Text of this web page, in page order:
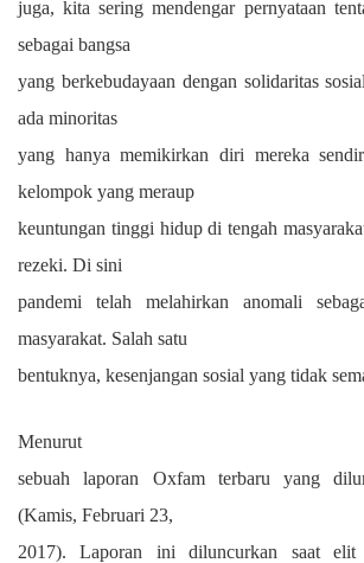
juga, kita sering mendengar pernyataan
sebagai bangsa
yang berkebudayaan dengan solidaritas
ada minoritas
yang hanya memikirkan diri mereka
kelompok yang meraup
keuntungan tinggi hidup di tengah
rezeki. Di sini
pandemi telah melahirkan anomali
masyarakat. Salah satu
bentuknya, kesenjangan sosial yang tidak
Menurut
sebuah laporan Oxfam terbaru yang
(Kamis, Februari 23,
2017). Laporan ini diluncurkan saat